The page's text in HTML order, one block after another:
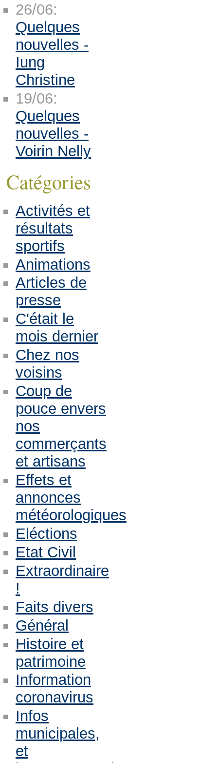
26/06:
Quelques
nouvelles -
Iung
Christine
19/06:
Quelques
nouvelles -
Voirin Nelly
Catégories
Activités et
résultats
sportifs
Animations
Articles de
presse
C'était le
mois dernier
Chez nos
voisins
Coup de
pouce envers
nos
commerçants
et artisans
Effets et
annonces
météorologiques
Eléctions
Etat Civil
Extraordinaire
!
Faits divers
Général
Histoire et
patrimoine
Information
coronavirus
Infos
municipales,
et